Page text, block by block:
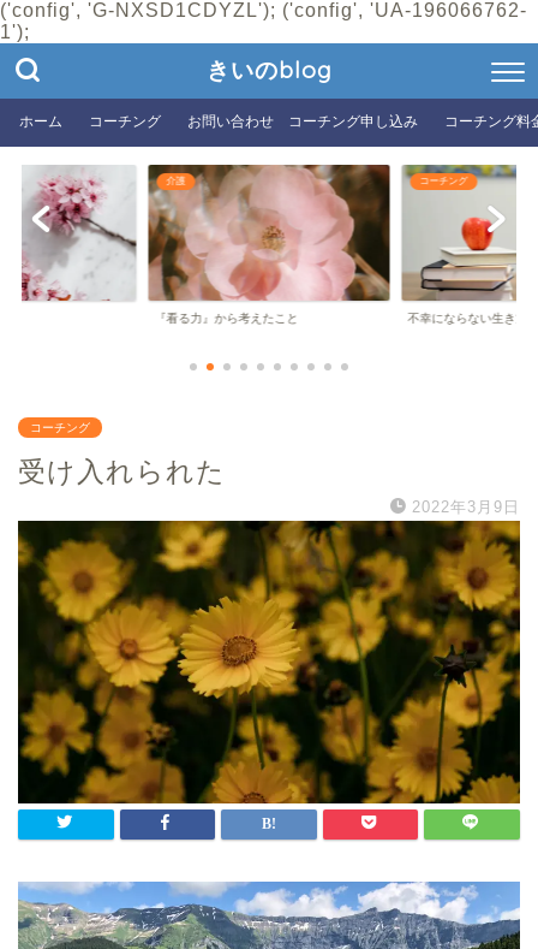
('config', 'G-NXSD1CDYZL'); ('config', 'UA-196066762-
1');
きいのblog
ホーム コーチング お問い合わせ コーチング申し込み コーチング料
介護
『看る力』から考えたこと
コーチング
不幸にならない生き方
コーチング
受け入れられた
2022年3月9日